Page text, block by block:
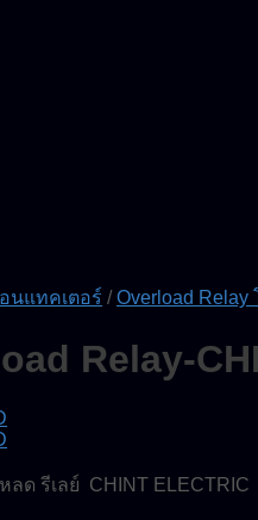
นแทคเตอร์ / Overload Relay
Relay-
ลด รีเลย์ CHINT ELECTRIC